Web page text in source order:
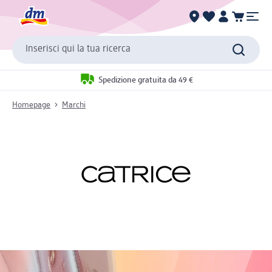
Inserisci qui la tua ricerca
Spedizione gratuita da 49 €
Homepage Marchi